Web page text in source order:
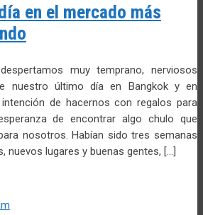
en el mercado más
muy temprano, nerviosos
nuestro último día en Bangkok y en
de hacernos con regalos para
de encontrar algo chulo que
nosotros. Habían sido tres semanas
nuevos lugares y buenas gentes, […]